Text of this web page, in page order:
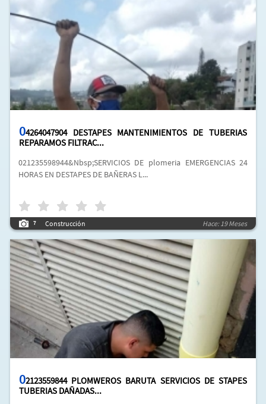
04264047904 DESTAPES MANTENIMIENTOS DE TUBERIAS
REPARAMOS FILTRAC...
021235598944&Nbsp;SERVICIOS DE plomeria EMERGENCIAS 24
HORAS EN DESTAPES DE BAÑERAS L...
7 Construcción Hace: 19 Meses
02123559844 PLOMWEROS BARUTA SERVICIOS DE STAPES
TUBERIAS DAÑADAS...